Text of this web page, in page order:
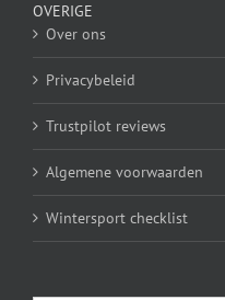
OVERIGE
Over ons
Privacybeleid
Trustpilot reviews
Algemene voorwaarden
Wintersport checklist